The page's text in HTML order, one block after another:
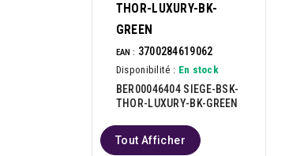
THOR-LUXURY-BK-
GREEN
EAN : 3700284619062
Disponibilité : En stock
BER00046404 SIEGE-BSK-
THOR-LUXURY-BK-GREEN
Tout Afficher